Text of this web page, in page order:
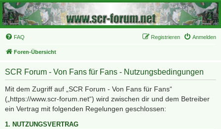
FAQ Anmelden
Registrieren
Foren-Übersicht
SCR Forum - Von Fans für Fans - Nutzungsbedingungen
Mit dem Zugriff auf „SCR Forum - Von Fans für Fans“
(„https://www.scr-forum.net“) wird zwischen dir und dem Betreiber
ein Vertrag mit folgenden Regelungen geschlossen:
1. NUTZUNGSVERTRAG